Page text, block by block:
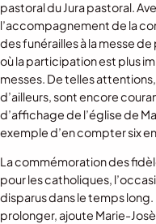
pastoral du Jura pastoral.
l’accompagnement de la
des funérailles à la messe
où la participation est plus
messes. De telles
d’ailleurs, sont encore
d’affichage de l’église de
exemple d’en compter six
La commémoration des
pour les catholiques,
disparus dans le temps
prolonger, ajoute Marie-